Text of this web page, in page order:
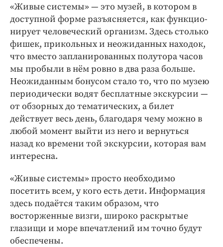
«Живые системы» — это музей, в котором в
доступной форме разъясняется, как функцио­
нирует человеческий организм. Здесь столько
фишек, прикольных и неожиданных находок,
что вместо запланированных полутора часов
мы пробыли в нём ровно в два раза больше.
Неожиданным бонусом стало то, что по музею
периодически водят бесплатные экскурсии —
от обзорных до тематических, а билет
действует весь день, благодаря чему можно в
любой момент выйти из него и вернуться
назад ко времени той экскурсии, которая вам
интересна.
«Живые системы» просто необходимо
посетить всем, у кого есть дети. Информация
здесь подаётся таким образом, что
восторженные визги, широко раскрытые
глазищи и море впечатлений им точно будут
обеспечены.